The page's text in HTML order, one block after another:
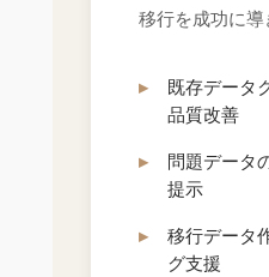
移行を成功に導
既存データ
品質改善
問題データ
提示
移行データ
グ支援